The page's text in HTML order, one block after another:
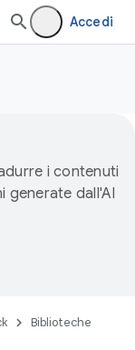
Accedi
i contenuti
generate dall'AI
Biblioteche